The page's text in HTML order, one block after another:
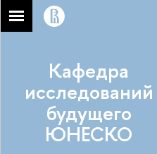
Кафедра
исследований
будущего
ЮНЕСКО